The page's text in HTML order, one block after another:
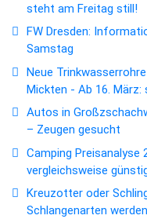
steht am Freitag still!
FW Dresden:
Samstag
Neue
Mickten - Ab 16.
Autos in
– Zeugen gesucht
Camping Preisanalyse
vergleichsweise
Kreuzotter oder
Schlangenarten